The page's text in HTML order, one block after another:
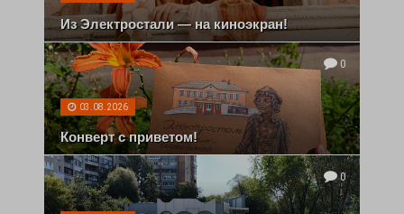
Из Электростали — на киноэкран!
0
03.08.2026
Конверт с приветом!
0